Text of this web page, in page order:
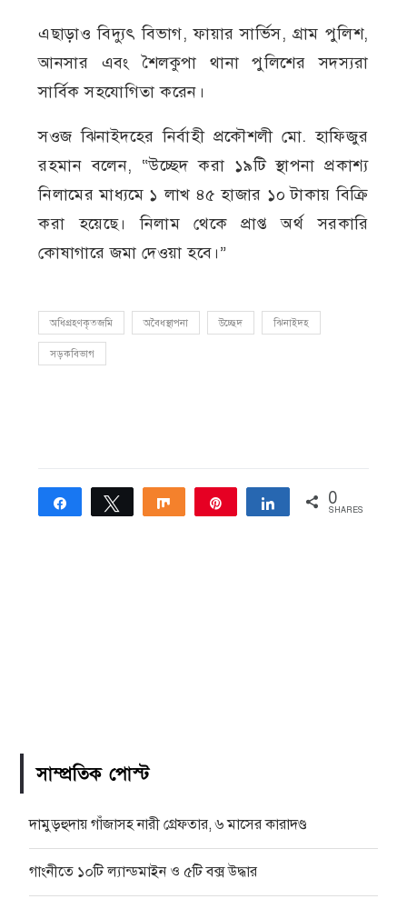
এছাড়াও বিদ্যুৎ বিভাগ, ফায়ার সার্ভিস, গ্রাম পুলিশ,
আনসার এবং শৈলকুপা থানা পুলিশের সদস্যরা
সার্বিক সহযোগিতা করেন।
সওজ ঝিনাইদহের নির্বাহী প্রকৌশলী মো. হাফিজুর
রহমান বলেন, “উচ্ছেদ করা ১৯টি স্থাপনা প্রকাশ্য
নিলামের মাধ্যমে ১ লাখ ৪৫ হাজার ১০ টাকায় বিক্রি
করা হয়েছে। নিলাম থেকে প্রাপ্ত অর্থ সরকারি
কোষাগারে জমা দেওয়া হবে।”
অধিগ্রহণকৃতজমি অবৈধস্থাপনা উচ্ছেদ ঝিনাইদহ
সড়কবিভাগ
Share Tweet Share Share 0
SHARES
সাম্প্রতিক পোস্ট
দামুড়হুদায় গাঁজাসহ নারী গ্রেফতার, ৬ মাসের কারাদণ্ড
গাংনীতে ১০টি ল্যান্ডমাইন ও ৫টি বক্স উদ্ধার